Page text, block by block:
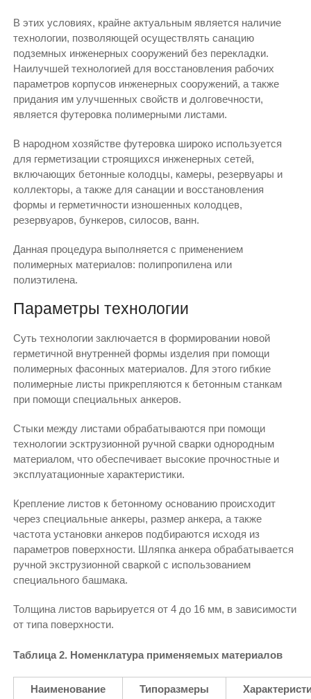
В этих условиях, крайне актуальным является наличие
технологии, позволяющей осуществлять санацию
подземных инженерных сооружений без перекладки.
Наилучшей технологией для восстановления рабочих
параметров корпусов инженерных сооружений, а также
придания им улучшенных свойств и долговечности,
является футеровка полимерными листами.
В народном хозяйстве футеровка широко используется
для герметизации строящихся инженерных сетей,
включающих бетонные колодцы, камеры, резервуары и
коллекторы, а также для санации и восстановления
формы и герметичности изношенных колодцев,
резервуаров, бункеров, силосов, ванн.
Данная процедура выполняется с применением
полимерных материалов: полипропилена или
полиэтилена.
Параметры технологии
Суть технологии заключается в формировании новой
герметичной внутренней формы изделия при помощи
полимерных фасонных материалов. Для этого гибкие
полимерные листы прикрепляются к бетонным станкам
при помощи специальных анкеров.
Стыки между листами обрабатываются при помощи
технологии эсктрузионной ручной сварки однородным
материалом, что обеспечивает высокие прочностные и
эксплуатационные характеристики.
Крепление листов к бетонному основанию происходит
через специальные анкеры, размер анкера, а также
частота установки анкеров подбираются исходя из
параметров поверхности. Шляпка анкера обрабатывается
ручной экструзионной сваркой с использованием
специального башмака.
Толщина листов варьируется от 4 до 16 мм, в зависимости
от типа поверхности.
Таблица 2. Номенклатура применяемых материалов
Наименование Типоразмеры